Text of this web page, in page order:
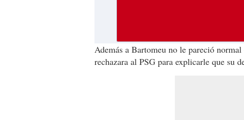
Además a Bartomeu no le pareció
rechazara al PSG para explicarle que su